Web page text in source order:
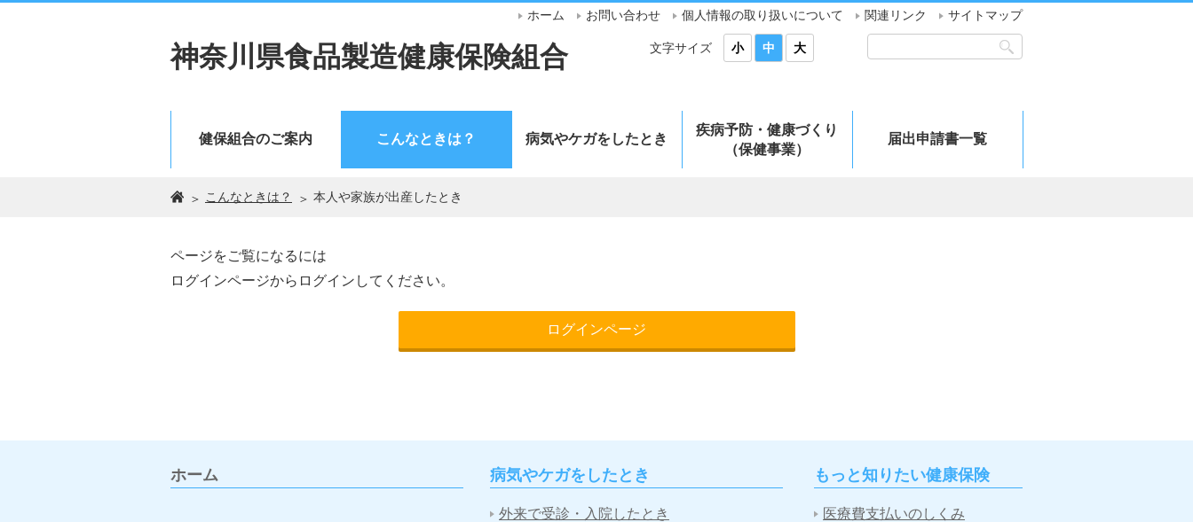
神奈川県食品製造健康保険組合
ホーム お問い合わせ 個人情報の取り扱いについて 関連リンク サイトマップ
文字サイズ 小 中 大
健保組合のご案内 こんなときは？ 病気やケガをしたとき
疾病予防・健康づくり
（保健事業）
届出申請書一覧
こんなときは？ 本人や家族が出産したとき
ページをご覧になるには
ログインページからログインしてください。
ログインページ
ホーム 病気やケガをしたとき
外来で受診・入院したとき
もっと知りたい健康保険
医療費支払いのしくみ